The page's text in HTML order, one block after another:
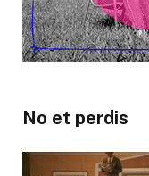
No et perdis